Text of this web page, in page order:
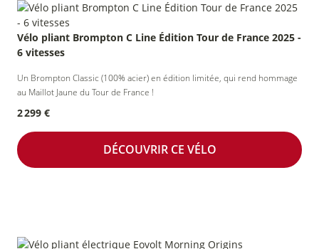
Vélo pliant Brompton C Line Édition Tour de France 2025 -
6 vitesses
Un Brompton Classic (100% acier) en édition limitée, qui rend hommage
au Maillot Jaune du Tour de France !
2 299 €
DÉCOUVRIR CE VÉLO